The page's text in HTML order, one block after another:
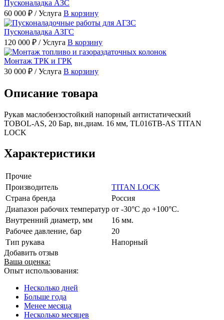
Пусконаладка АЗС
60 000 ₽ / Услуга В корзину
Пусконаладка АЗГС
120 000 ₽ / Услуга В корзину
Монтаж ТРК и ГРК
30 000 ₽ / Услуга В корзину
Описание товара
Рукав маслобензостойкий напорный антистатический
TOBOL-AS, 20 Бар, вн.диам. 16 мм, TL016TB-AS TITAN
LOCK
Характеристики
Прочие
Производитель
TITAN LOCK
Страна бренда
Россия
Диапазон рабочих температур от -30°С до +100°С.
Внутренний диаметр, мм
16 мм.
Рабочее давление, бар
20
Тип рукава
Напорный
Добавить отзыв
Ваша оценка:
Опыт использования:
Несколько дней
Больше года
Менее месяца
Несколько месяцев